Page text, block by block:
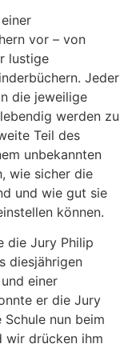
vor – von
lustige
Jeder
die jeweilige
werden zu
Teil des
unbekannten
wie sicher die
und wie gut sie
können.
die Jury Philip
diesjährigen
einer
er die Jury
nun beim
wir drücken ihm